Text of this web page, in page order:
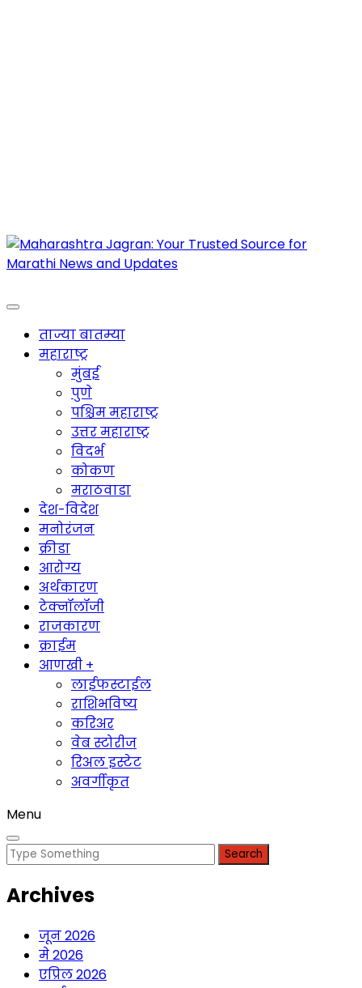
Maharashtra Jagran : Your Trusted Companion
ताज्या बातम्या
महाराष्ट्र
मुंबई
पुणे
पश्चिम महाराष्ट्र
उत्तर महाराष्ट्र
विदर्भ
कोकण
मराठवाडा
देश-विदेश
मनोरंजन
क्रीडा
आरोग्य
अर्थकारण
टेक्नॉलॉजी
राजकारण
क्राईम
आणखी +
लाईफस्टाईल
राशिभविष्य
करिअर
वेब स्टोरीज
रिअल इस्टेट
अवर्गीकृत
Menu
Search
Archives
जून 2026
मे 2026
एप्रिल 2026